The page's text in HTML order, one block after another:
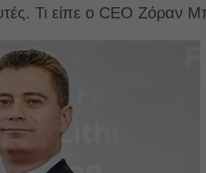
Τι είπε ο CEO Ζόραν